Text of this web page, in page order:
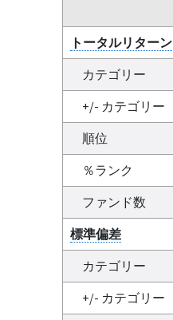
トータルリターン
カテゴリー
+/- カテゴリー
順位
％ランク
ファンド数
標準偏差
カテゴリー
+/- カテゴリー